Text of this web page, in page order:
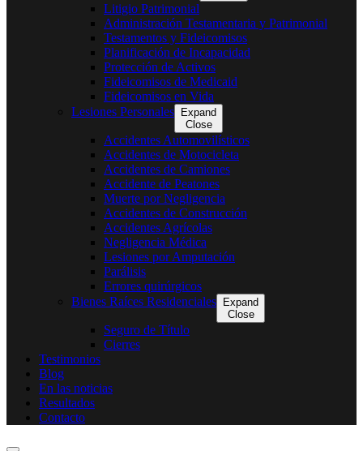
Litigio Patrimonial
Administración Testamentaria y Patrimonial
Testamentos y Fideicomisos
Planificación de Incapacidad
Protección de Activos
Fideicomisos de Medicaid
Fideicomisos en Vida
Lesiones Personales
Expand
Close
Accidentes Automovilísticos
Accidentes de Motocicleta
Accidentes de Camiones
Accidente de Peatones
Muerte por Negligencia
Accidentes de Construcción
Accidentes Agrícolas
Negligencia Médica
Lesiones por Amputación
Parálisis
Errores quirúrgicos
Bienes Raíces Residenciales
Expand
Close
Seguro de Título
Cierres
Testimonios
Blog
En las noticias
Resultados
Contacto